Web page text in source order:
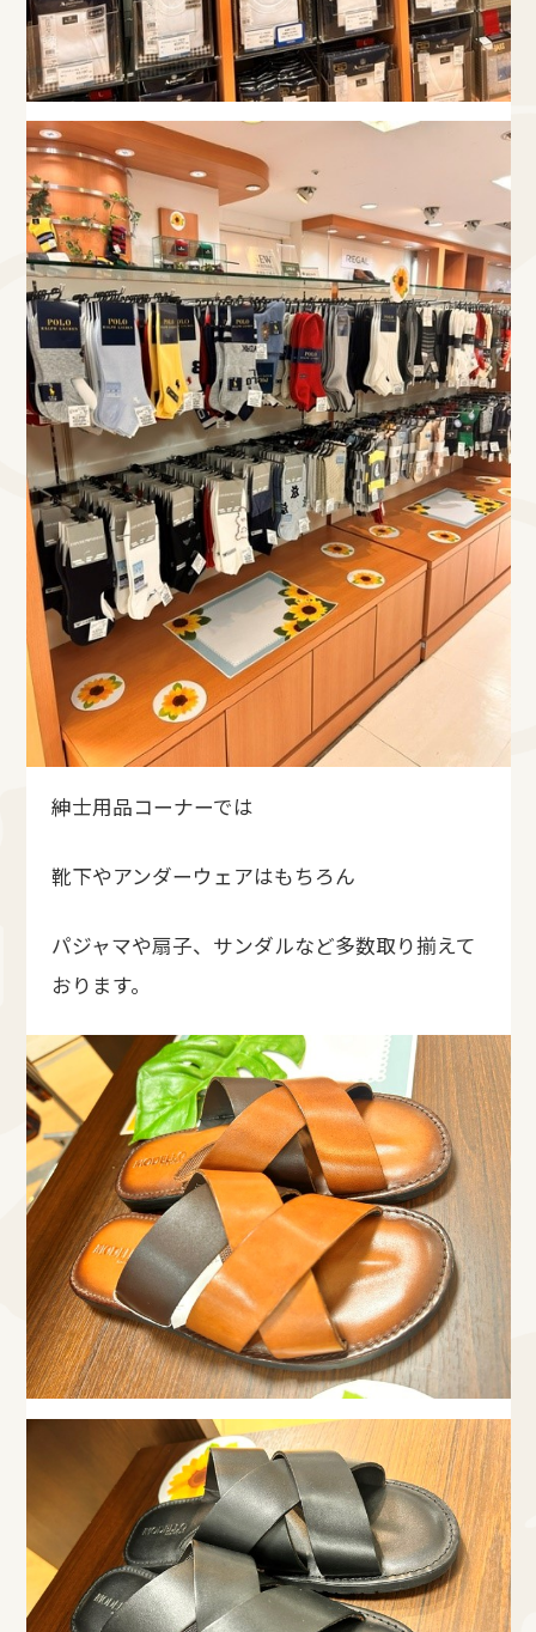
紳士用品コーナーでは
靴下やアンダーウェアはもちろん
パジャマや扇子、サンダルなど多数取り揃えて
おります。